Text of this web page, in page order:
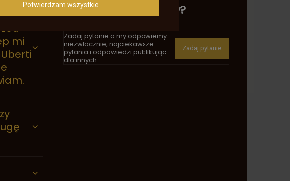
mi
Potrzebujesz pomocy?
Zadaj pytanie a my odpowiemy
niezwłocznie, najciekawsze
pytania i odpowiedzi publikując
dla innych.
Zadaj pytanie
Potwierdzam wszystkie